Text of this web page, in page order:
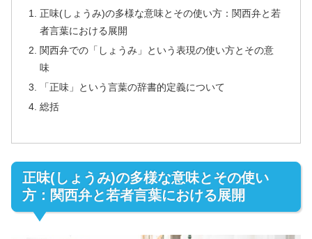
正味(しょうみ)の多様な意味とその使い方：関西弁と若
者言葉における展開
関西弁での「しょうみ」という表現の使い方とその意
味
「正味」という言葉の辞書的定義について
総括
正味(しょうみ)の多様な意味とその使い
方：関西弁と若者言葉における展開